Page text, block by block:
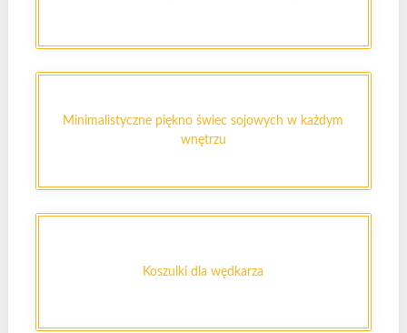
Minimalistyczne piękno świec sojowych w każdym
wnętrzu
Koszulki dla wędkarza